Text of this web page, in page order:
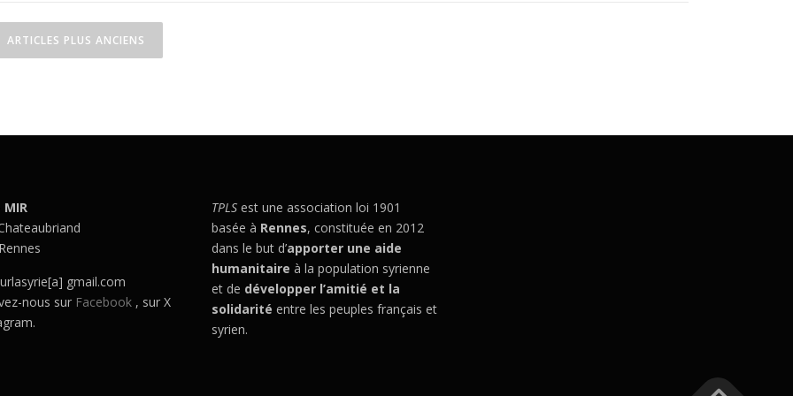
ARTICLES PLUS ANCIENS
MIR
gmail.com
nous sur Facebook , sur X
TPLS est une association loi 1901
basée à Rennes, constituée en 2012
dans le but d’apporter une aide
humanitaire à la population syrienne
et de développer l’amitié et la
solidarité entre les peuples français et
syrien.